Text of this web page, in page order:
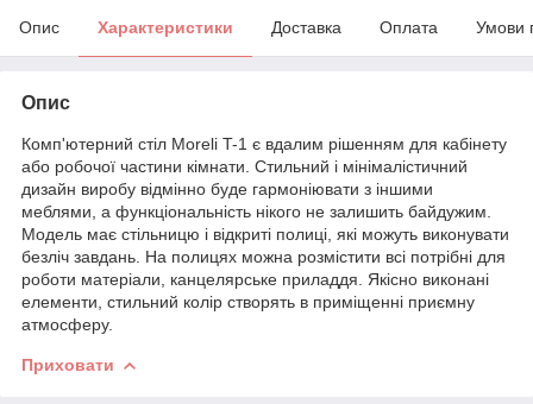
Опис Характеристики Доставка Оплата Умови
Опис
Комп'ютерний стіл Moreli T-1 є вдалим рішенням для кабінету
або робочої частини кімнати. Стильний і мінімалістичний
дизайн виробу відмінно буде гармоніювати з іншими
меблями, а функціональність нікого не залишить байдужим.
Модель має стільницю і відкриті полиці, які можуть виконувати
безліч завдань. На полицях можна розмістити всі потрібні для
роботи матеріали, канцелярське приладдя. Якісно виконані
елементи, стильний колір створять в приміщенні приємну
атмосферу.
Приховати